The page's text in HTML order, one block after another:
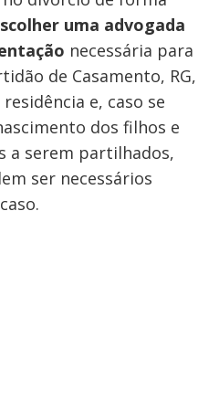
uma advogada
necessária para
de Casamento, RG,
e, caso se
dos filhos e
a serem partilhados,
ser necessários